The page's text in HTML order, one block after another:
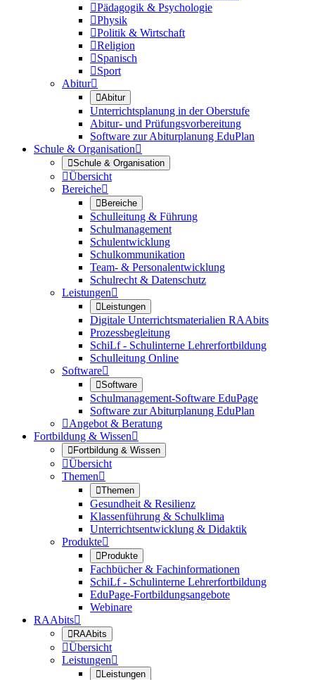
Pädagogik & Psychologie
Physik
Politik & Wirtschaft
Religion
Spanisch
Sport
Abitur
Abitur
Unterrichtsplanung in der Oberstufe
Abitur- und Prüfungsvorbereitung
Software zur Abiturplanung EduPlan
Schule & Organisation
Schule & Organisation
Übersicht
Bereiche
Bereiche
Schulleitung & Führung
Schulmanagement
Schulentwicklung
Schulkommunikation
Team- & Personalentwicklung
Schulrecht & Datenschutz
Leistungen
Leistungen
Digitale Unterrichtsmaterialien RAAbits
Prozessbegleitung
SchiLf - Schulinterne Lehrerfortbildung
Schulleitung Online
Software
Software
Schulmanagement-Software EduPage
Software zur Abiturplanung EduPlan
Angebot & Beratung
Fortbildung & Wissen
Fortbildung & Wissen
Übersicht
Themen
Themen
Gesundheit & Resilienz
Klassenführung & Schulklima
Unterrichtsentwicklung & Didaktik
Produkte
Produkte
Fachbücher & Fachinformationen
SchiLf - Schulinterne Lehrerfortbildung
EduPage-Fortbildungsangebote
Webinare
RAAbits
RAAbits
Übersicht
Leistungen
Leistungen